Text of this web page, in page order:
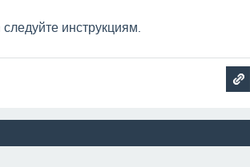
инструкциям.